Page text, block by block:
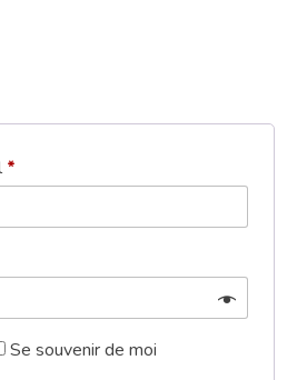
*
Se souvenir de moi